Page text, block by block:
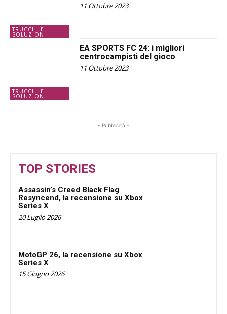
TRUCCHI E
SOLUZIONI
11 Ottobre 2023
TRUCCHI E
SOLUZIONI
EA SPORTS FC 24: i migliori
centrocampisti del gioco
11 Ottobre 2023
- Pubblicità -
TOP STORIES
Assassin’s Creed Black Flag
Resyncend, la recensione su Xbox
Series X
20 Luglio 2026
MotoGP 26, la recensione su Xbox
Series X
15 Giugno 2026